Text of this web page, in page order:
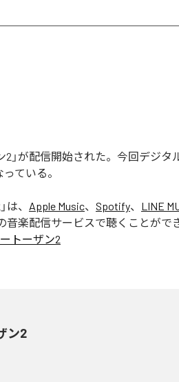
2」が配信開始された。今回デジ
ている。
」は、 Apple Music、 Spotify、 LINE
音楽配信サービスで聴くことがで
トーザン2
ン2